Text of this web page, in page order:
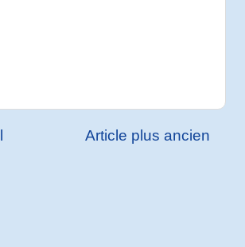
Article plus ancien